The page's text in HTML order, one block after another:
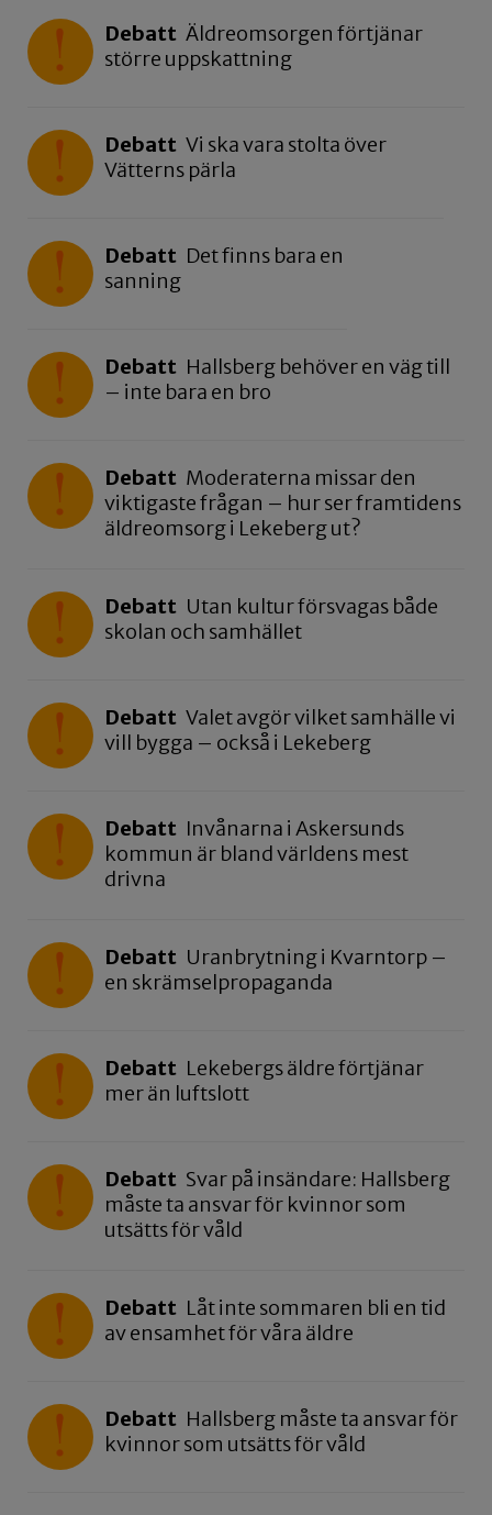
Debatt Äldreomsorgen förtjänar
större uppskattning
Debatt Vi ska vara stolta över
Vätterns pärla
Debatt Det finns bara en
sanning
Debatt Hallsberg behöver en väg till
– inte bara en bro
Debatt Moderaterna missar den
viktigaste frågan – hur ser framtidens
äldreomsorg i Lekeberg ut?
Debatt Utan kultur försvagas både
skolan och samhället
Debatt Valet avgör vilket samhälle vi
vill bygga – också i Lekeberg
Debatt Invånarna i Askersunds
kommun är bland världens mest
drivna
Debatt Uranbrytning i Kvarntorp –
en skrämselpropaganda
Debatt Lekebergs äldre förtjänar
mer än luftslott
Debatt Svar på insändare: Hallsberg
måste ta ansvar för kvinnor som
utsätts för våld
Debatt Låt inte sommaren bli en tid
av ensamhet för våra äldre
Debatt Hallsberg måste ta ansvar för
kvinnor som utsätts för våld